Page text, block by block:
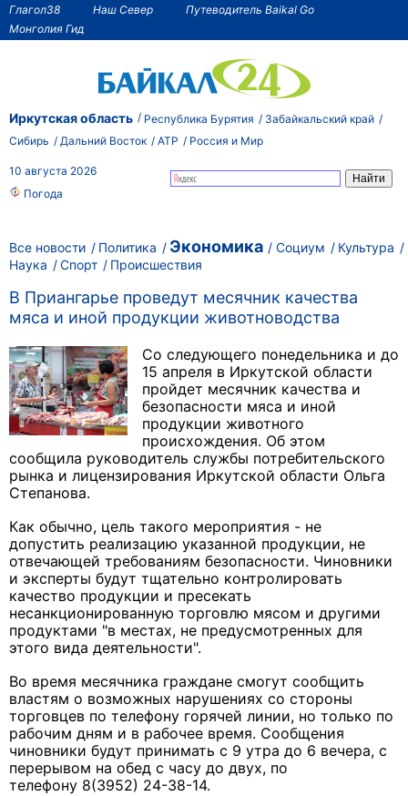
Глагол38 Наш Север
Путеводитель Baikal Go
Монголия Гид
Иркутская область Республика Бурятия
Забайкальский край
Сибирь
Дальний Восток АТР Россия и Мир
10 августа 2026
Погода
Все новости Политика Экономика Социум
Культура
Наука
Спорт Происшествия
В Приангарье проведут месячник качества
мяса и иной продукции животноводства
Со следующего понедельника и до
15 апреля в Иркутской области
пройдет месячник качества и
безопасности мяса и иной
продукции животного
происхождения. Об этом
сообщила руководитель службы потребительского
рынка и лицензирования Иркутской области Ольга
Степанова.
Как обычно, цель такого мероприятия - не
допустить реализацию указанной продукции, не
отвечающей требованиям безопасности. Чиновники
и эксперты будут тщательно контролировать
качество продукции и пресекать
несанкционированную торговлю мясом и другими
продуктами "в местах, не предусмотренных для
этого вида деятельности".
Во время месячника граждане смогут сообщить
властям о возможных нарушениях со стороны
торговцев по телефону горячей линии, но только по
рабочим дням и в рабочее время. Сообщения
чиновники будут принимать с 9 утра до 6 вечера, с
перерывом на обед с часу до двух, по
телефону 8(3952) 24-38-14.